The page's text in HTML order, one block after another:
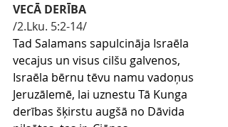
VECĀ DERĪBA
/2.Lku. 5:2-14/
Tad Salamans sapulcināja Israēla
vecajus un visus cilšu galvenos,
Israēla bērnu tēvu namu vadoņus
Jeruzālemē, lai uznestu Tā Kunga
derības šķirstu augšā no Dāvida